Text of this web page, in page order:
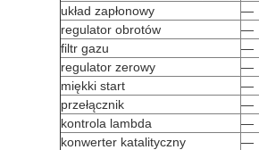
układ zapłonowy
—
regulator obrotów
—
filtr gazu
—
regulator zerowy
—
miękki start
—
przełącznik
—
kontrola lambda
—
konwerter katalityczny
—